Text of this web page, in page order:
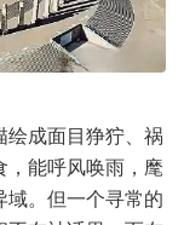
绘成面目狰狞、祸
，能呼风唤雨，麾
域。但一个寻常的